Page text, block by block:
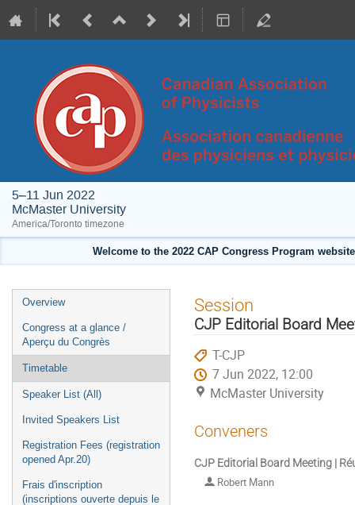
5–11 Jun 2022
McMaster University
America/Toronto timezone
Welcome to the 2022 CAP Congress Program
Event
menu
Overview
Congress at a glance /
Aperçu du Congrès
Timetable
Speaker List (All)
Invited Speakers List
Registration Fees (registration
opened Apr.20)
Frais d'inscription
(inscriptions ouverte depuis le
Session
CJP Editorial Board
T-CJP
7 Jun 2022, 12:00
McMaster University
Conveners
CJP Editorial Board Meeting |
Robert Mann